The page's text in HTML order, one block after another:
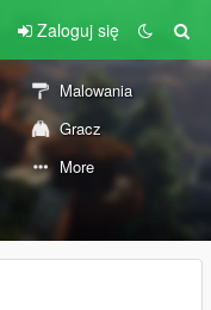
Zaloguj się
Malowania
Gracz
More